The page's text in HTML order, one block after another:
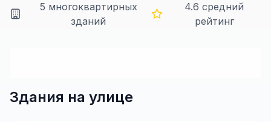
5 многоквартирных
зданий
4.6 средний
рейтинг
Здания на улице